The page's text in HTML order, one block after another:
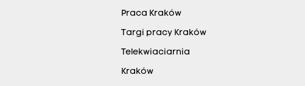
Praca Kraków
Targi pracy Kraków
Telekwiaciarnia
Kraków